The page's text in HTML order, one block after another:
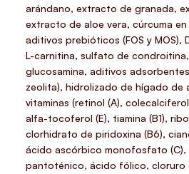
arándano, extracto de granada,
extracto de aloe vera, cúrcuma
aditivos prebióticos (FOS y MOS),
L-carnitina, sulfato de
glucosamina, aditivos
zeolita), hidrolizado de hígado de
vitaminas (retinol (A),
alfa-tocoferol (E), tiamina (B1),
clorhidrato de piridoxina (B6),
ácido ascórbico monofosfato
pantoténico, ácido fólico, cloruro